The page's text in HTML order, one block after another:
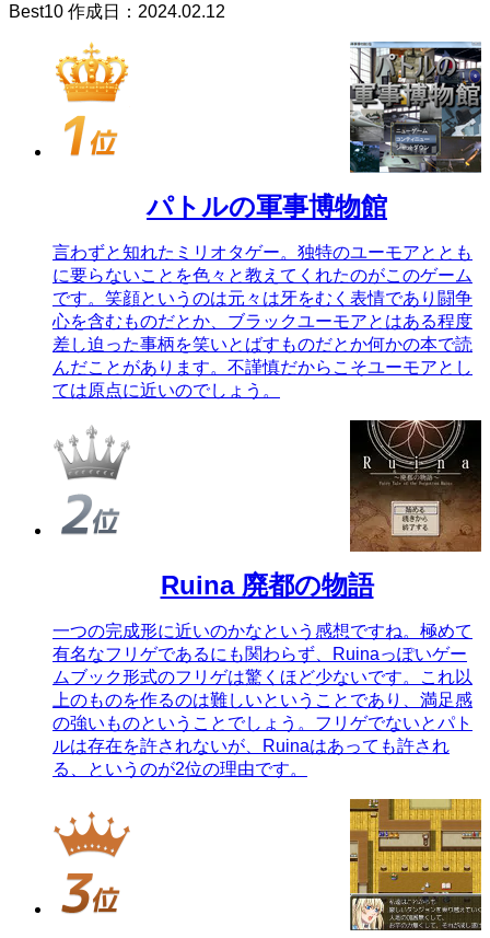
Best10 作成日：2024.02.12
パトルの軍事博物館
言わずと知れたミリオタゲー。独特のユーモアととも
に要らないことを色々と教えてくれたのがこのゲーム
です。笑顔というのは元々は牙をむく表情であり闘争
心を含むものだとか、ブラックユーモアとはある程度
差し迫った事柄を笑いとばすものだとか何かの本で読
んだことがあります。不謹慎だからこそユーモアとし
ては原点に近いのでしょう。
Ruina 廃都の物語
一つの完成形に近いのかなという感想ですね。極めて
有名なフリゲであるにも関わらず、Ruinaっぽいゲー
ムブック形式のフリゲは驚くほど少ないです。これ以
上のものを作るのは難しいということであり、満足感
の強いものということでしょう。フリゲでないとパト
ルは存在を許されないが、Ruinaはあっても許され
る、というのが2位の理由です。